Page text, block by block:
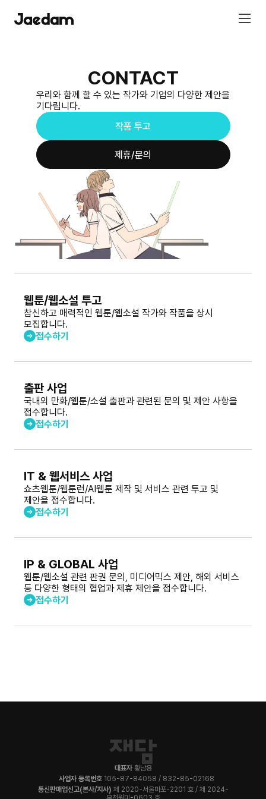
CONTACT
우리와 함께 할 수 있는 작가와 기업의 다양한 제안을
기다립니다.
작품 투고
제휴/문의
웹툰/웹소설 투고
참신하고 매력적인 웹툰/웹소설 작가와 작품을 상시
모집합니다.
접수하기
출판 사업
국내외 만화/웹툰/소설 출판과 관련된 문의 및 제안 사항을
접수합니다.
접수하기
IT & 웹서비스 사업
쇼츠웹툰/웹툰런/AI웹툰 제작 및 서비스 관련 투고 및
제안을 접수합니다.
접수하기
IP & GLOBAL 사업
웹툰/웹소설 관련 판권 문의, 미디어믹스 제안, 해외 서비스
등 다양한 형태의 협업과 제휴 제안을 접수합니다.
접수하기
대표자 황남용
사업자 등록번호 105-87-84058 / 832-85-02168
통신판매업신고(본사/지사) 제 2020-서울마포-2201 호 / 제 2024-